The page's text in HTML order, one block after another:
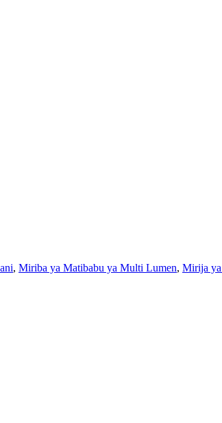
, Miriba ya Matibabu ya Multi Lumen, Mirija